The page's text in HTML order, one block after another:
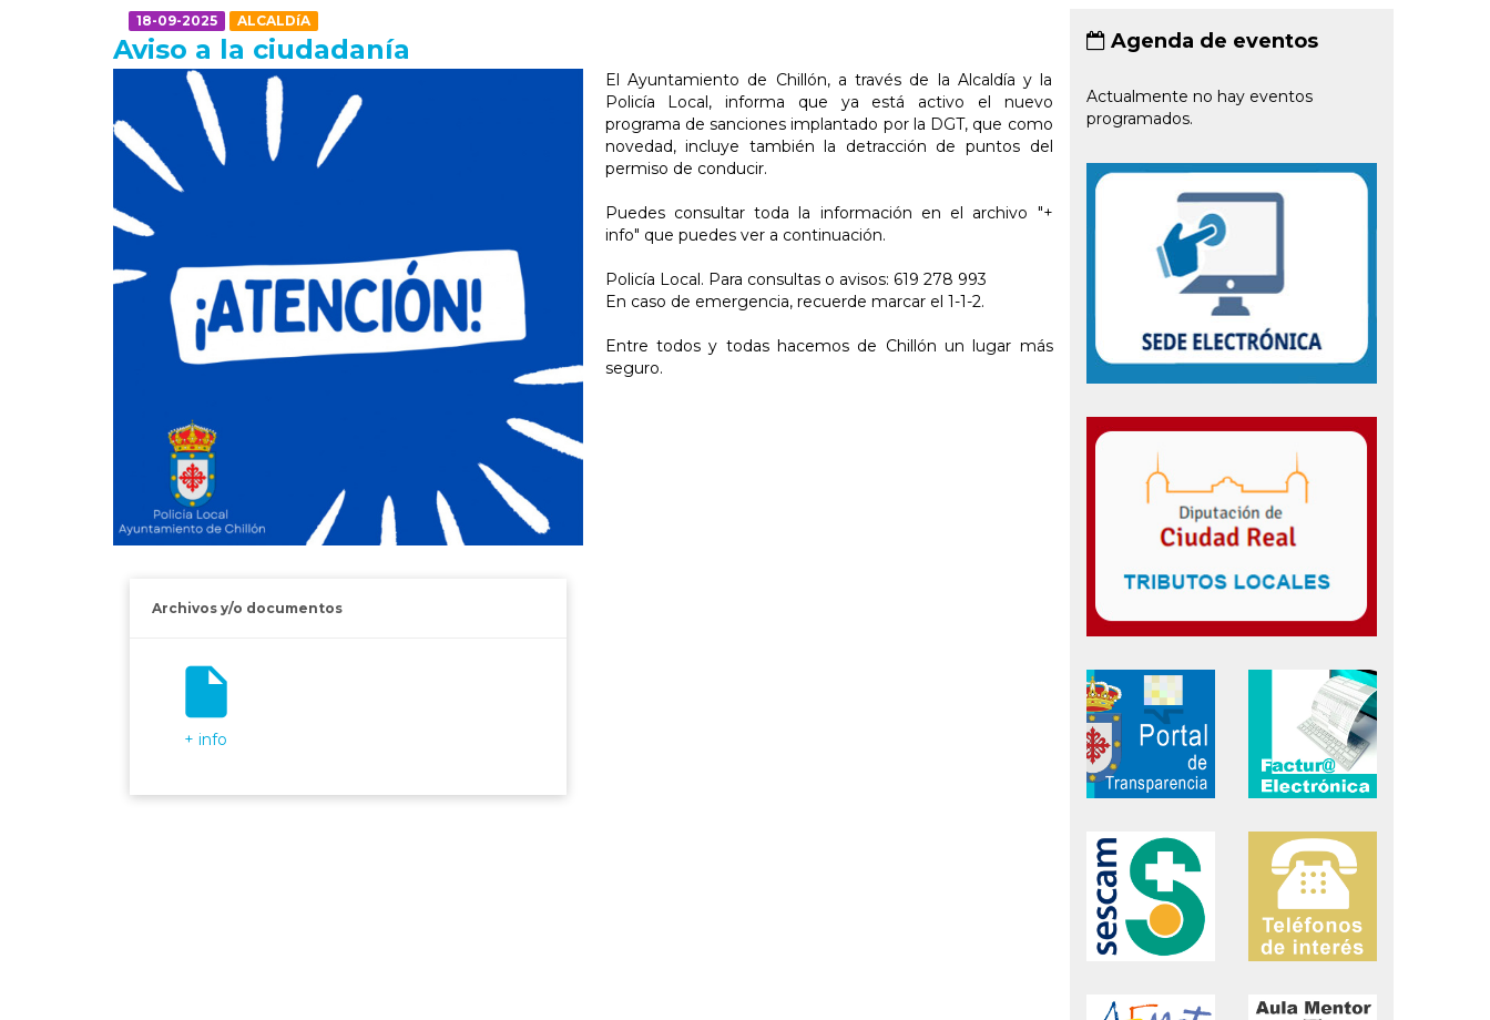
18-09-2025 ALCALDíA
Aviso a la ciudadanía
El Ayuntamiento de Chillón, a través de la Alcaldía y la
Policía Local, informa que ya está activo el nuevo
programa de sanciones implantado por la DGT, que como
novedad, incluye también la detracción de puntos del
permiso de conducir.
Puedes consultar toda la información en el archivo "+
info" que puedes ver a continuación.
Policía Local. Para consultas o avisos: 619 278 993
En caso de emergencia, recuerde marcar el 1-1-2.
Entre todos y todas hacemos de Chillón un lugar más
seguro.
Archivos y/o documentos
insert_drive_file
+ info
Agenda de eventos
Actualmente no hay eventos
programados.